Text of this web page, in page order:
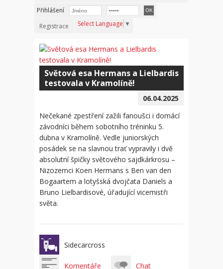
Přihlášení
Registrace
Select Language ▼
Světová esa Hermans a Lielbardis
testovala v Kramolíně!
06.04.2025
Nečekané zpestření zažili fanoušci i domácí
závodníci během sobotního tréninku 5.
dubna v Kramolíně. Vedle juniorských
posádek se na slavnou trať vypravily i dvě
absolutní špičky světového sajdkárkrosu –
Nizozemci Koen Hermans s Ben van den
Bogaartem a lotyšská dvojčata Daniels a
Bruno Lielbardisové, úřadující vicemistři
světa.
Sidecarcross
Komentáře Chat